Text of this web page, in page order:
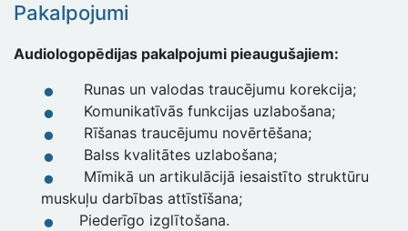
Pakalpojumi
Audiologopēdijas pakalpojumi pieaugušajiem:
Runas un valodas traucējumu korekcija;
Komunikatīvās funkcijas uzlabošana;
Rīšanas traucējumu novērtēšana;
Balss kvalitātes uzlabošana;
Mīmikā un artikulācijā iesaistīto struktūru
muskuļu darbības attīstīšana;
Piederīgo izglītošana.